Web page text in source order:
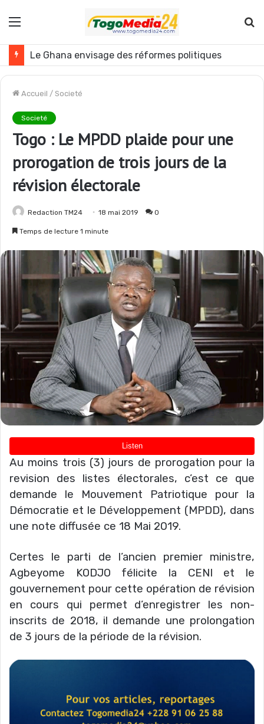
Menu
Le Ghana envisage des réformes politiques
Accueil / Societé
Societé
Togo : Le MPDD plaide pour une
prorogation de trois jours de la
révision électorale
Redaction TM24 18 mai 2019 0
Temps de lecture 1 minute
Au moins trois (3) jours de prorogation pour la
revision des listes électorales, c’est ce que
demande le Mouvement Patriotique pour la
Démocratie et le Développement (MPDD), dans
une note diffusée ce 18 Mai 2019.
Certes le parti de l’ancien premier ministre,
Agbeyome KODJO félicite la CENI et le
gouvernement pour cette opération de révision
en cours qui permet d’enregistrer les non-
inscrits de 2018, il demande une prolongation
de 3 jours de la période de la révision.